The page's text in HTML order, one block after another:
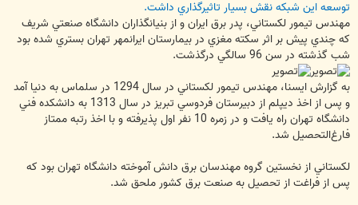
توسعه اين شبكه نقش بسيار تاثيرگذاري داشت.
مهندس تيمور لكستاني، پدر برق ايران و از بنيانگذاران دانشگاه صنعتي شريف
كه چندي پيش بر اثر سكته مغزي در بيمارستان ايرانمهر تهران بستري شده بود
شب گذشته در سن 96 سالگي درگذشت.
به گزارش ايسنا، مهندس تيمور لکستاني در سال 1294 در سلماس به دنيا آمد
و پس از اخذ ديپلم از دبيرستان فردوسي تبريز در سال 1313 به دانشكده فني
دانشگاه تهران راه يافت و در زمره 10 نفر اول پذيرفته و با اخذ رتبه ممتاز
فارغ‌التحصيل شد.
لكستاني از نخستين گروه مهندسان برق دانش آموخته دانشگاه تهران بود كه
پس از فراغت از تحصيل به صنعت برق كشور ملحق شد.